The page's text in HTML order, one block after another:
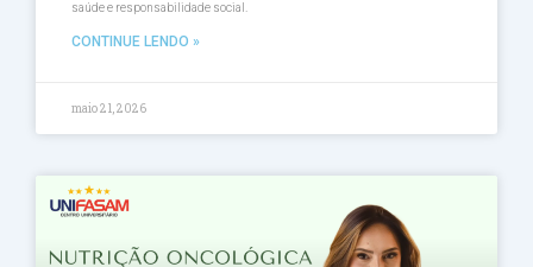
saúde e responsabilidade social.
CONTINUE LENDO »
maio 21, 2026